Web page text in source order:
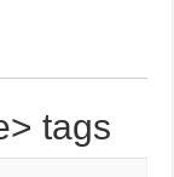
tags